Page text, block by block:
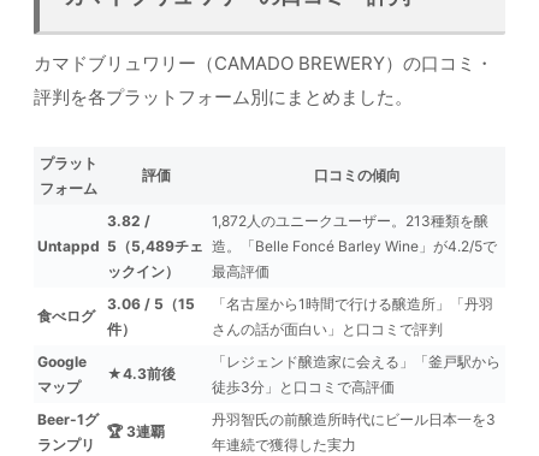
カマドブリュワリー（CAMADO BREWERY）の口コミ・
評判を各プラットフォーム別にまとめました。
プラット
フォーム
評価 口コミの傾向
Untappd
3.82 /
5（5,489チェ
ックイン）
1,872人のユニークユーザー。213種類を醸
造。「Belle Foncé Barley Wine」が4.2/5で
最高評価
食べログ
3.06 / 5（15
件）
「名古屋から1時間で行ける醸造所」「丹羽
さんの話が面白い」と口コミで評判
Google
マップ
★4.3前後
「レジェンド醸造家に会える」「釜戸駅から
徒歩3分」と口コミで高評価
Beer-1グ
ランプリ
🏆 3連覇
丹羽智氏の前醸造所時代にビール日本一を3
年連続で獲得した実力